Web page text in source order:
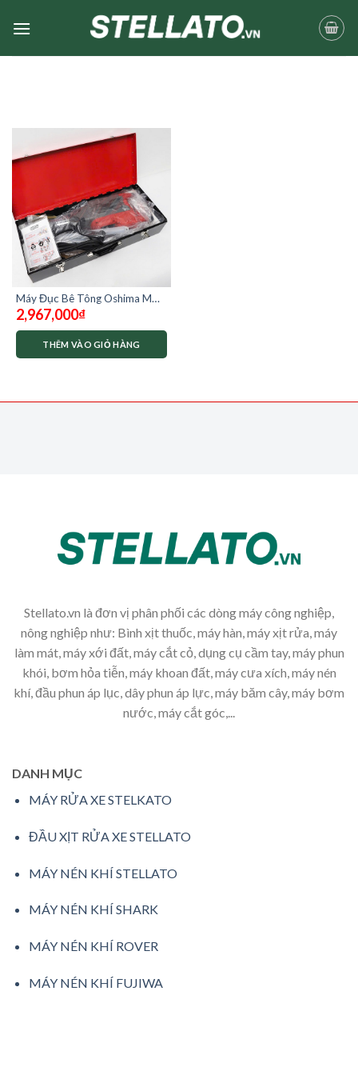
Máy Đục Bê Tông Oshima MD-
1500
2,967,000₫
THÊM VÀO GIỎ HÀNG
Stellato.vn là đơn vị phân phối các dòng máy công nghiệp,
nông nghiệp như: Bình xịt thuốc, máy hàn, máy xịt rửa, máy
làm mát, máy xới đất, máy cắt cỏ, dụng cụ cầm tay, máy phun
khói, bơm hỏa tiễn, máy khoan đất, máy cưa xích, máy nén
khí, đầu phun áp lục, dây phun áp lực, máy băm cây, máy bơm
nước, máy cắt góc,...
DANH MỤC
MÁY RỬA XE STELKATO
ĐẦU XỊT RỬA XE STELLATO
MÁY NÉN KHÍ STELLATO
MÁY NÉN KHÍ SHARK
MÁY NÉN KHÍ ROVER
MÁY NÉN KHÍ FUJIWA